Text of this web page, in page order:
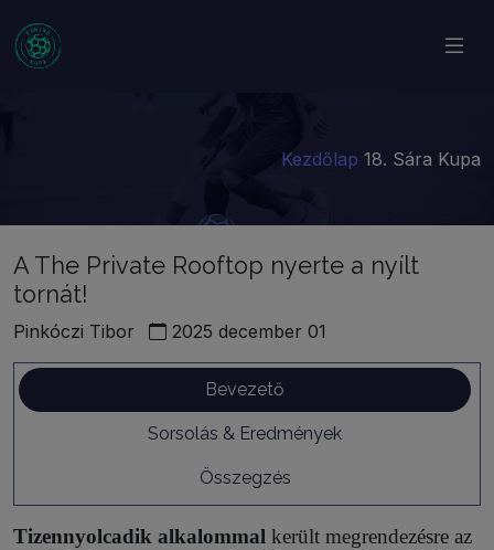
Kezdőlap 18. Sára Kupa
A The Private Rooftop nyerte a nyílt
tornát!
Pinkóczi Tibor 2025 december 01
Bevezető
Sorsolás & Eredmények
Összegzés
Tizennyolcadik alkalommal került megrendezésre az